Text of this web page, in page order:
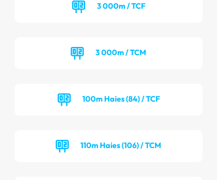
3 000m / TCF
3 000m / TCM
100m Haies (84) / TCF
110m Haies (106) / TCM